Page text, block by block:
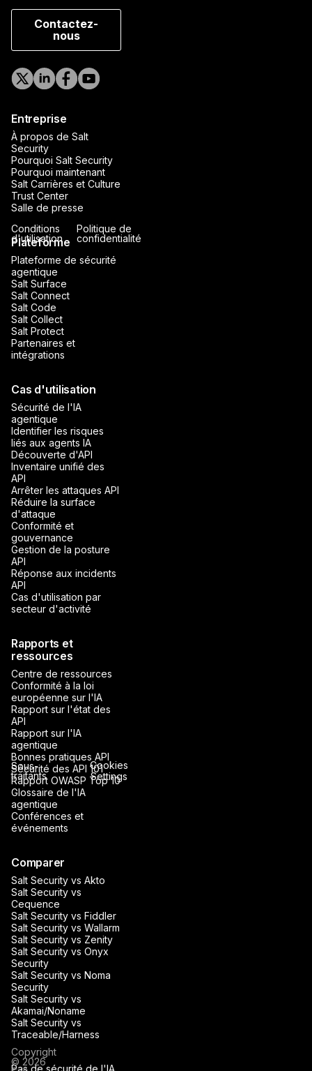
Contactez-
nous
Entreprise
À propos de Salt
Security
Pourquoi Salt Security
Pourquoi maintenant
Salt Carrières et Culture
Trust Center
Salle de presse
Plateforme
Plateforme de sécurité
agentique
Salt Surface
Salt Connect
Salt Code
Salt Collect
Salt Protect
Partenaires et
intégrations
Cas d'utilisation
Sécurité de l'IA
agentique
Identifier les risques
liés aux agents IA
Découverte d'API
Inventaire unifié des
API
Arrêter les attaques API
Réduire la surface
d'attaque
Conformité et
gouvernance
Gestion de la posture
API
Réponse aux incidents
API
Cas d'utilisation par
secteur d'activité
Rapports et
ressources
Centre de ressources
Conformité à la loi
européenne sur l'IA
Rapport sur l'état des
API
Rapport sur l'IA
agentique
Bonnes pratiques API
Sécurité des API 101
Rapport OWASP Top 10
Glossaire de l'IA
agentique
Conférences et
événements
Pas de sécurité de l'IA
Comparer
Salt Security vs Akto
Salt Security vs
Cequence
Salt Security vs Fiddler
Salt Security vs Wallarm
Salt Security vs Zenity
Salt Security vs Onyx
Security
Salt Security vs Noma
Security
Salt Security vs
Akamai/Noname
Salt Security vs
Traceable/Harness
Conditions
d'utilisation
Politique de
confidentialité
Sous-
traitants
Cookies
Settings
Copyright
© 2026